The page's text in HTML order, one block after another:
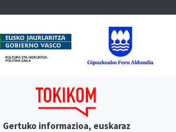
Gertuko informazioa, euskaraz